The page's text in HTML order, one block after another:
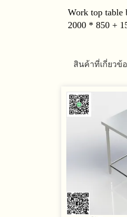
Work top table
2000 * 850 +
สินค้าที่เกี่ยวข้